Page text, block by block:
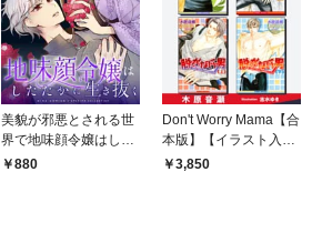
美貌が邪悪とされる世
界で地味顔令嬢はした
たかに生き抜く (1)
880
Don't Worry Mama【合
本版】【イラスト入
り】3,850